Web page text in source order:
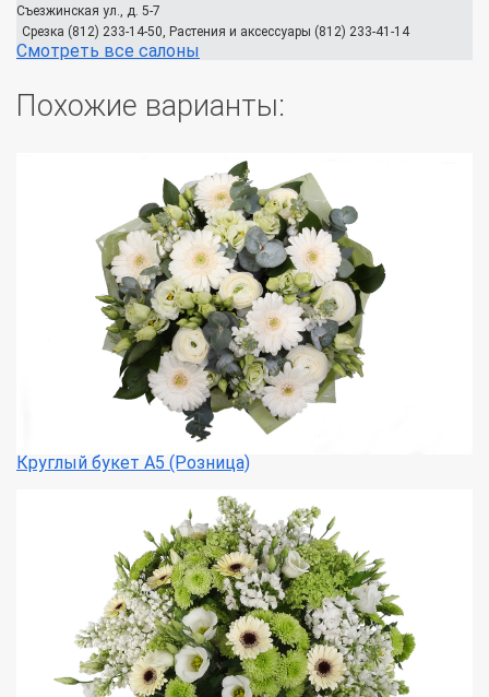
Съезжинская ул., д. 5-7
Срезка (812) 233-14-50, Растения и аксессуары (812) 233-41-14
Смотреть все салоны
Похожие варианты:
Круглый букет А5 (Розница)